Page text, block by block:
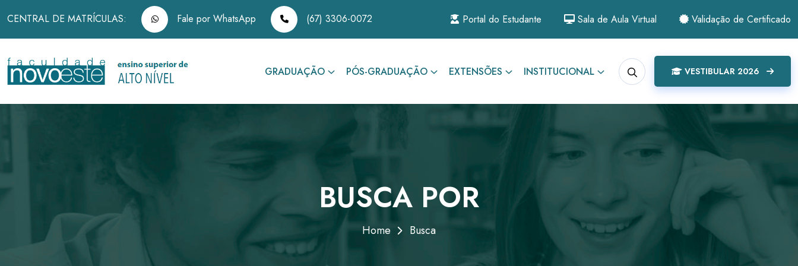
CENTRAL DE MATRÍCULAS: Fale por WhatsApp (67) 3306-0072 Portal do Estudante Sala de Aula Virtual Validação de Certificado
GRADUAÇÃO PÓS-GRADUAÇÃO EXTENSÕES INSTITUCIONAL VESTIBULAR 2026
BUSCA POR
Home Busca